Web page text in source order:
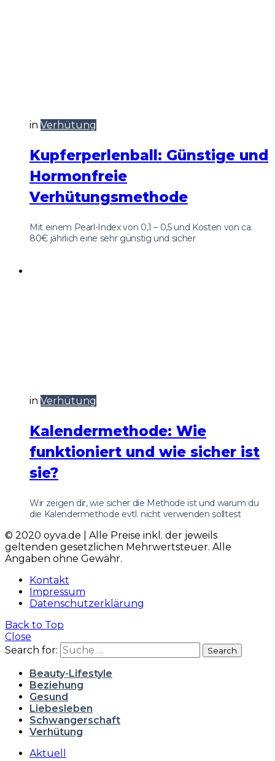
in Verhütung
Kupferperlenball: Günstige und
Hormonfreie
Verhütungsmethode
Mit einem Pearl-Index von 0,1 – 0,5 und Kosten von ca.
80€ jährlich eine sehr günstig und sicher
in Verhütung
Kalendermethode: Wie
funktioniert und wie sicher ist
sie?
Wir zeigen dir, wie sicher die Methode ist und warum du
die Kalendermethode evtl. nicht verwenden solltest
© 2020 oyva.de | Alle Preise inkl. der jeweils
geltenden gesetzlichen Mehrwertsteuer. Alle
Angaben ohne Gewähr.
Kontakt
Impressum
Datenschutzerklärung
Back to Top
Close
Search for:
Search
Beauty-Lifestyle
Beziehung
Gesund
Liebesleben
Schwangerschaft
Verhütung
Aktuell